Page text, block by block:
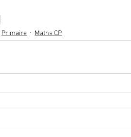
Primaire Maths CP